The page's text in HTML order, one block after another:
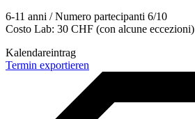
6-11 anni / Numero partecipanti 6/10
Costo Lab: 30 CHF (con alcune eccezioni)
Kalendareintrag
Termin exportieren